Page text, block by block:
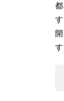
す
す